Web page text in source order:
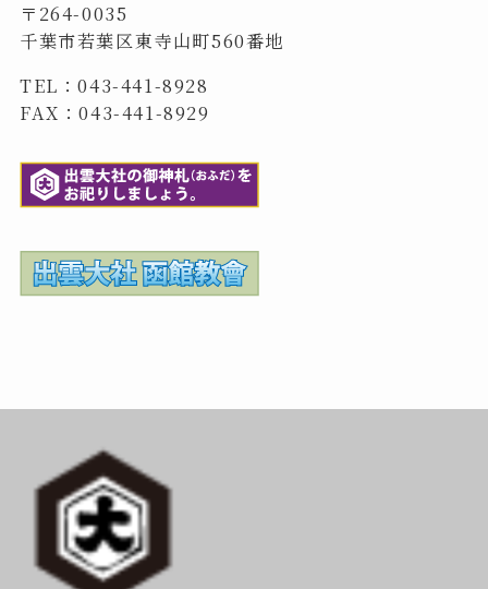
〒264-0035
千葉市若葉区東寺山町560番地
TEL：043-441-8928
FAX：043-441-8929